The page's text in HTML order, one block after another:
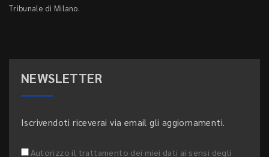
Tribunale di Milano.
NEWSLETTER
Iscrivendoti riceverai via email gli aggiornamenti.
Autorizzo il trattamento dei miei dati ai sensi degli